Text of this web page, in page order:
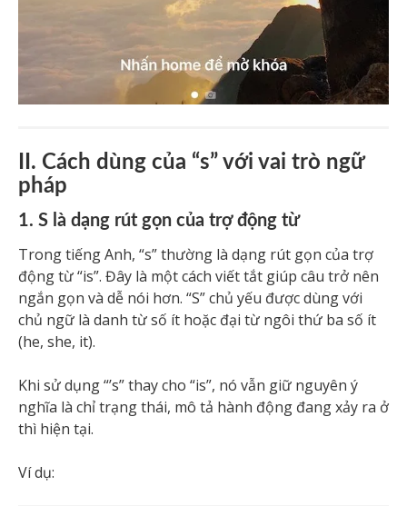
II. Cách dùng của “s” với vai trò ngữ
pháp
1. S là dạng rút gọn của trợ động từ
Trong tiếng Anh, “s” thường là dạng rút gọn của trợ
động từ “is”. Đây là một cách viết tắt giúp câu trở nên
ngắn gọn và dễ nói hơn. “S” chủ yếu được dùng với
chủ ngữ là danh từ số ít hoặc đại từ ngôi thứ ba số ít
(he, she, it).
Khi sử dụng “’s” thay cho “is”, nó vẫn giữ nguyên ý
nghĩa là chỉ trạng thái, mô tả hành động đang xảy ra ở
thì hiện tại.
Ví dụ: